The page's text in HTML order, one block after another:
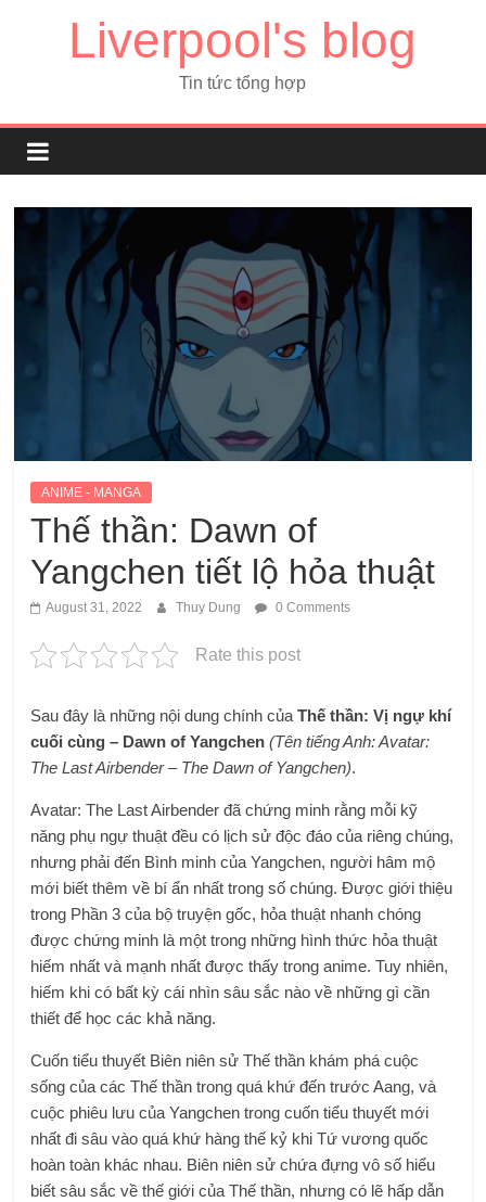
Liverpool's blog
Tin tức tổng hợp
ANIME - MANGA
Thế thần: Dawn of
Yangchen tiết lộ hỏa thuật
August 31, 2022 Thuy Dung 0 Comments
Rate this post
Sau đây là những nội dung chính củaThế thần: Vị ngự khí
cuối cùng – Dawn of Yangchen (Tên tiếng Anh: Avatar:
The Last Airbender – The Dawn of Yangchen).
Avatar: The Last Airbender đã chứng minh rằng mỗi kỹ
năng phụ ngự thuật đều có lịch sử độc đáo của riêng chúng,
nhưng phải đến Bình minh của Yangchen, người hâm mộ
mới biết thêm về bí ẩn nhất trong số chúng. Được giới thiệu
trong Phần 3 của bộ truyện gốc, hỏa thuật nhanh chóng
được chứng minh là một trong những hình thức hỏa thuật
hiếm nhất và mạnh nhất được thấy trong anime. Tuy nhiên,
hiếm khi có bất kỳ cái nhìn sâu sắc nào về những gì cần
thiết để học các khả năng.
Cuốn tiểu thuyết Biên niên sử Thế thần khám phá cuộc
sống của các Thế thần trong quá khứ đến trước Aang, và
cuộc phiêu lưu của Yangchen trong cuốn tiểu thuyết mới
nhất đi sâu vào quá khứ hàng thế kỷ khi Tứ vương quốc
hoàn toàn khác nhau. Biên niên sử chứa đựng vô số hiểu
biết sâu sắc về thế giới của Thế thần, nhưng có lẽ hấp dẫn